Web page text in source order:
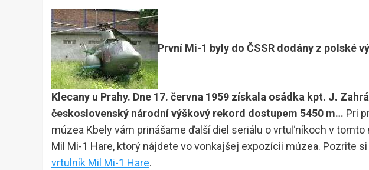
První Mi-1 byly do ČSSR dodány z polské
Klecany u Prahy. Dne 17. června 1959 získala osádka kpt. J.
československý národní výškový rekord dostupem 5450 m… Pri
múzea Kbely vám prinášame ďalší diel seriálu o vrtuľníkoch v
Mil Mi-1 Hare, ktorý nájdete vo vonkajšej expozícii múzea. Pozrite
vrtulník Mil Mi-1 Hare.